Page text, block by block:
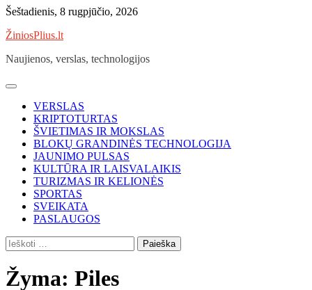
Skip
content
Šeštadienis, 8 rugpjūčio, 2026
ŽiniosPlius.lt
Naujienos, verslas, technologijos
VERSLAS
KRIPTOTURTAS
ŠVIETIMAS IR MOKSLAS
BLOKŲ GRANDINĖS TECHNOLOGIJA
JAUNIMO PULSAS
KULTŪRA IR LAISVALAIKIS
TURIZMAS IR KELIONĖS
SPORTAS
SVEIKATA
PASLAUGOS
Ieškoti:
Žyma: Piles